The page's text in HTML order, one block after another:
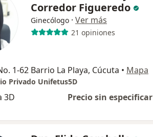
Corredor Figueredo
Ginecólogo · Ver más
21 opiniones
1-62 Barrio La Playa, Cúcuta • Mapa
Privado Unifetus5D
3D Precio sin especificar